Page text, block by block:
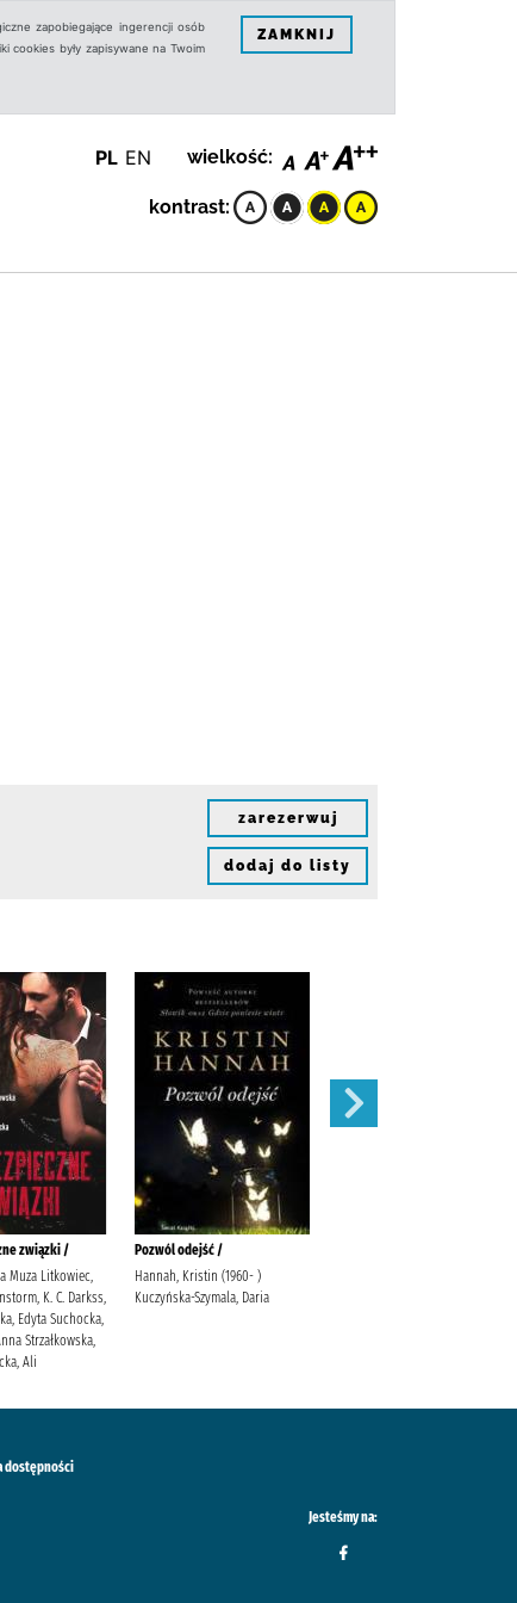
zapobiegające ingerencji osób
cookies były zapisywane na Twoim
ZAMKNIJ
PL EN wielkość:
kontrast:
zarezerwuj
dodaj do listy
związki /
Muza Litkowiec,
K. C. Darkss,
Edyta Suchocka,
Strzałkowska,
Ali
Pozwól odejść /
Hannah, Kristin (1960- )
Kuczyńska-Szymala, Daria
dostępności
Jesteśmy na: